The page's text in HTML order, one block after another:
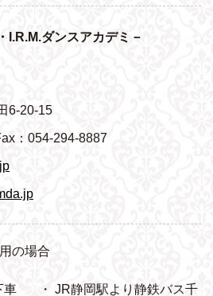
I.R.M.ダンスアカデミ－
6-20-15
：054-294-8887
の場合
車 ・ JR静岡駅より静鉄バス千